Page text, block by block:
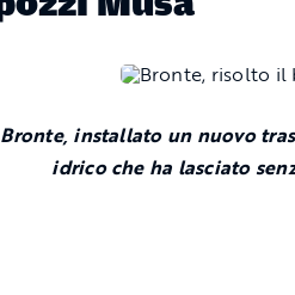
Bronte, installato un nuovo
idrico che ha lasciato